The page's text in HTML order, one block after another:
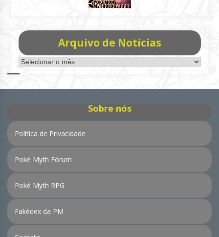
Arquivo de Notícias
Arquivo
de
Sobre nós
Política de Privacidade
Poké Myth Fórum
Poké Myth RPG
Fakédex da PM